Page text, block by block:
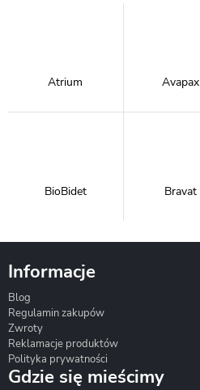
Atrium Avapax
BioBidet Bravat
Informacje
Blog
Regulamin zakupów
Zwroty
Reklamacje produktów
Polityka prywatności
Gdzie się mieścimy